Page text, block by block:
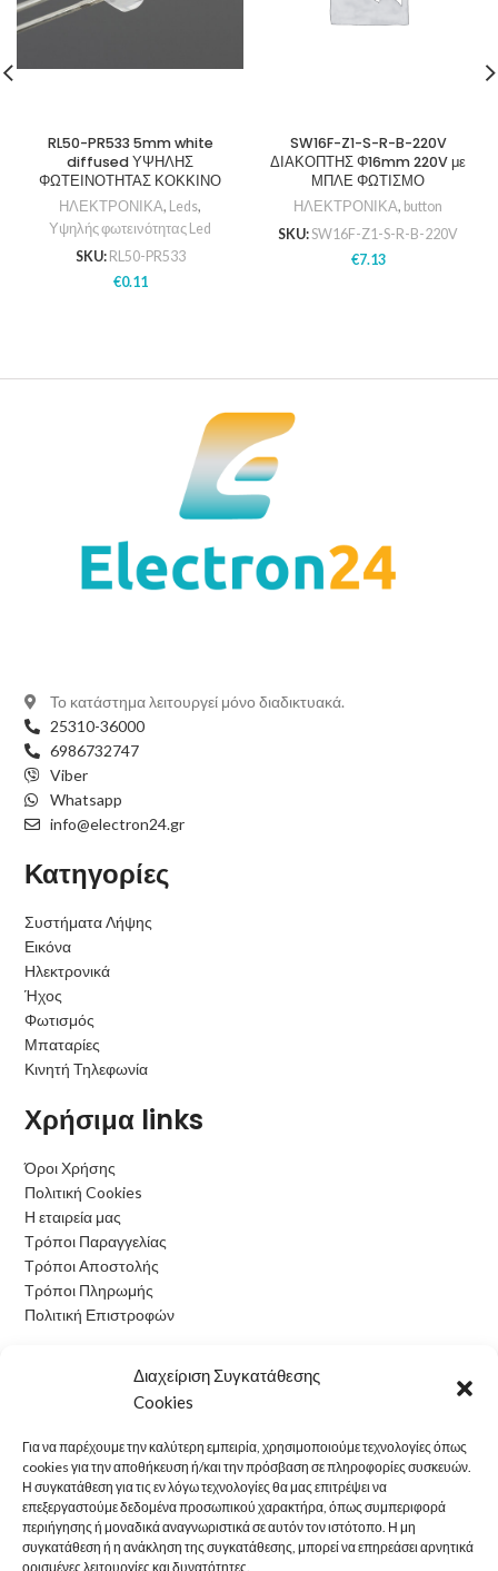
Διαχείριση Συγκατάθεσης
Cookies
Για να παρέχουμε την καλύτερη εμπειρία, χρησιμοποιούμε τεχνολογίες όπως
cookies για την αποθήκευση ή/και την πρόσβαση σε πληροφορίες συσκευών.
Η συγκατάθεση για τις εν λόγω τεχνολογίες θα μας επιτρέψει να
επεξεργαστούμε δεδομένα προσωπικού χαρακτήρα, όπως συμπεριφορά
περιήγησης ή μοναδικά αναγνωριστικά σε αυτόν τον ιστότοπο. Η μη
συγκατάθεση ή η ανάκληση της συγκατάθεσης, μπορεί να επηρεάσει αρνητικά
ορισμένες λειτουργίες και δυνατότητες.
RL50-PR533 5mm white
diffused ΥΨΗΛΗΣ
ΦΩΤΕΙΝΟΤΗΤΑΣ ΚΟΚΚΙΝΟ
ΗΛΕΚΤΡΟΝΙΚΑ, Leds,
Υψηλής φωτεινότητας Led
SKU: RL50-PR533
€0.11
SW16F-Z1-S-R-B-220V
ΔΙΑΚΟΠΤΗΣ Φ16mm 220V με
ΜΠΛΕ ΦΩΤΙΣΜΟ
ΗΛΕΚΤΡΟΝΙΚΑ, button
SKU:SW16F-Z1-S-R-B-220V
€7.13
Το κατάστημα λειτουργεί μόνο διαδικτυακά.
25310-36000
6986732747
Viber
Whatsapp
info@electron24.gr
Κατηγορίες
Συστήματα Λήψης
Εικόνα
Ηλεκτρονικά
Ήχος
Φωτισμός
Μπαταρίες
Κινητή Τηλεφωνία
Χρήσιμα links
Όροι Χρήσης
Πολιτική Cookies
Η εταιρεία μας
Τρόποι Παραγγελίας
Τρόποι Αποστολής
Τρόποι Πληρωμής
Πολιτική Επιστροφών
Ωράριο Λειτουργίας
Δευτέρα: 09:00 - 15:00
Τρίτη: 09:00 - 15:00
Τετάρτη: 09:00 - 15:00
Πέμπτη: 09:00 - 15:00
Παρασκευή: 09:00 - 15:00
Σάββατο: Κλειστά
Κυριακή: Κλειστά